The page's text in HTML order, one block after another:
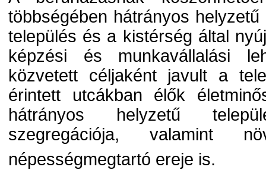
többségében hátrányos
település és a kistérség által
képzési és munkavállalási
közvetett céljaként javult a
érintett utcákban élők
hátrányos helyzetű
szegregációja, valamint
népességmegtartó ereje is.